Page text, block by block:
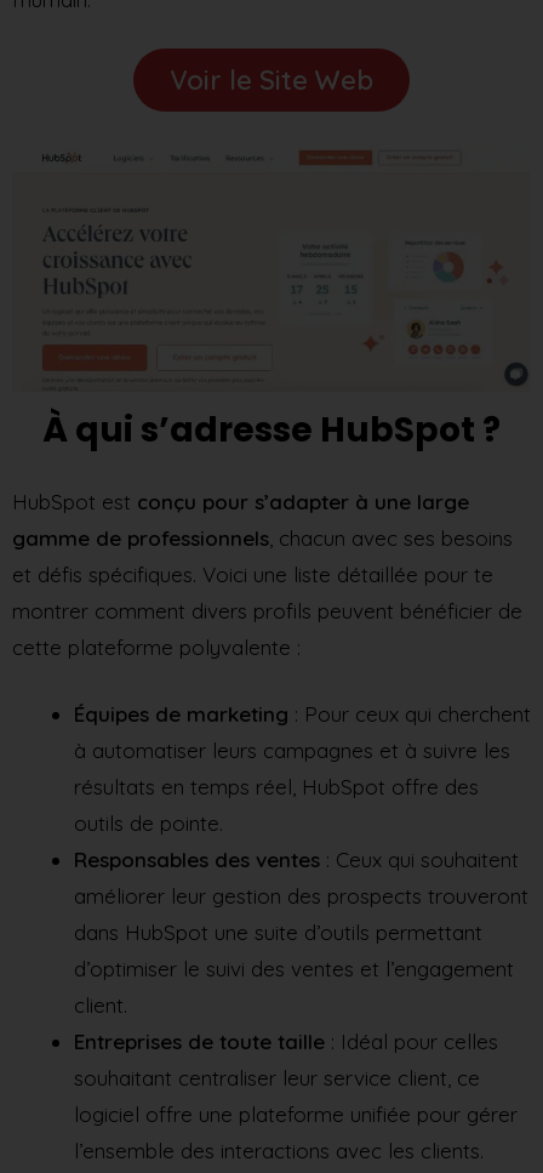
Voir le Site Web
À qui s’adresse HubSpot ?
HubSpot est conçu pour s’adapter à une large
gamme de professionnels , chacun avec ses besoins
et défis spécifiques. Voici une liste détaillée pour te
montrer comment divers profils peuvent bénéficier de
cette plateforme polyvalente :
Équipes de marketing : Pour ceux qui cherchent
à automatiser leurs campagnes et à suivre les
résultats en temps réel, HubSpot offre des
outils de pointe.
Responsables des ventes : Ceux qui souhaitent
améliorer leur gestion des prospects trouveront
dans HubSpot une suite d’outils permettant
d’optimiser le suivi des ventes et l’engagement
client.
Entreprises de toute taille : Idéal pour celles
souhaitant centraliser leur service client, ce
logiciel offre une plateforme unifiée pour gérer
l’ensemble des interactions avec les clients.